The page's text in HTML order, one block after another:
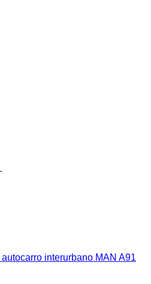
autocarro interurbano MAN A91